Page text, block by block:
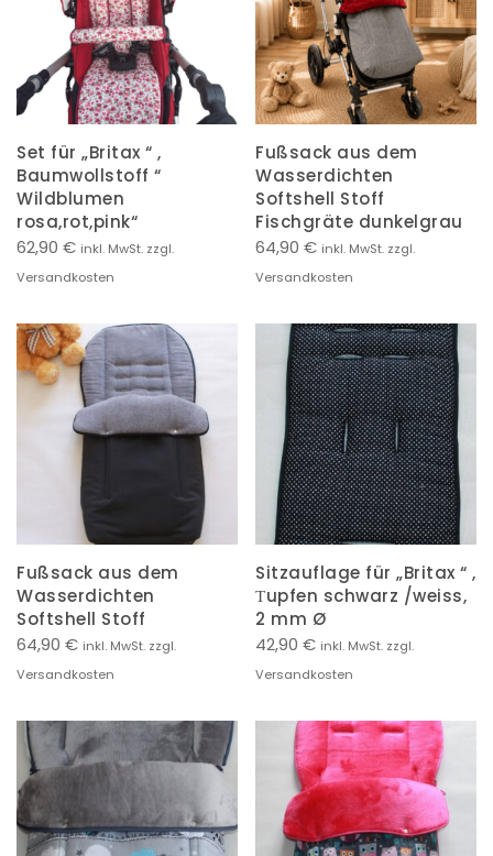
Set für „Britax “ ,
Baumwollstoff “
Wildblumen
rosa,rot,pink“
62,90 € inkl. MwSt. zzgl.
Versandkosten
Fußsack aus dem
Wasserdichten
Softshell Stoff
Fischgräte dunkelgrau
64,90 € inkl. MwSt. zzgl.
Versandkosten
Fußsack aus dem
Wasserdichten
Softshell Stoff
64,90 € inkl. MwSt. zzgl.
Versandkosten
Sitzauflage für „Britax “ ,
Тupfen schwarz /weiss,
2 mm Ø
42,90 € inkl. MwSt. zzgl.
Versandkosten